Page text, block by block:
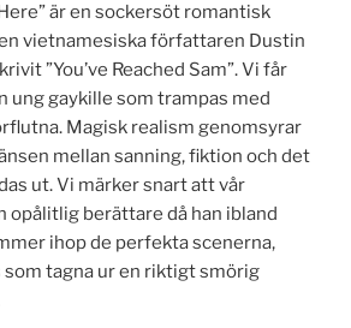
är en sockersöt romantisk
vietnamesiska författaren Dustin
”You’ve Reached Sam”. Vi får
ung gaykille som trampas med
Magisk realism genomsyrar
mellan sanning, fiktion och det
ut. Vi märker snart att vår
opålitlig berättare då han ibland
ihop de perfekta scenerna,
som tagna ur en riktigt smörig